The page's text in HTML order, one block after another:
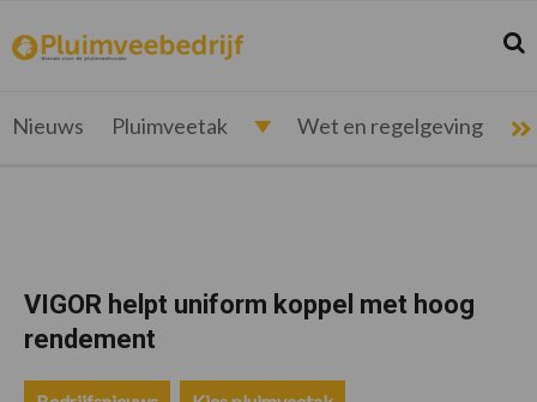
de
hoofdnavigatie
de
hoofd
de
eerste
de
voettekst
pluimveebedrijf.nl
Nieuws
pluimveehouder
Nieuws Pluimveetak Wet en regelgeving
VIGOR helpt uniform koppel met hoog
rendement